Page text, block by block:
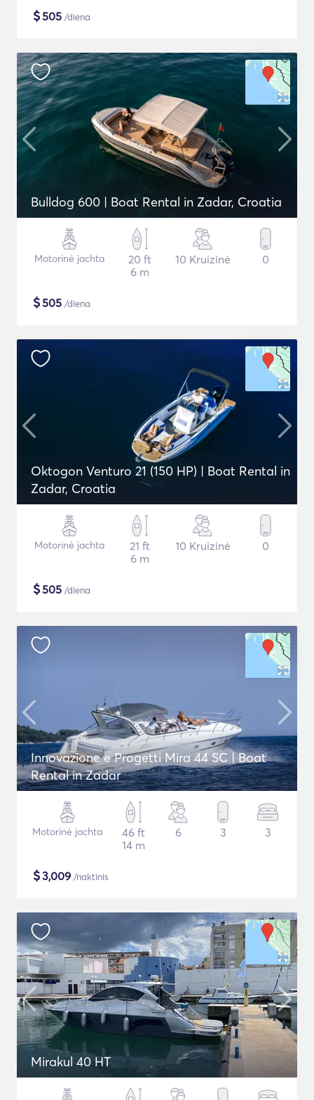
$505 /diena
Bulldog 600 | Boat Rental in Zadar, Croatia
Motorinė jachta
20 ft
6 m
10 Kruizinė 0
$505 /diena
Oktogon Venturo 21 (150 HP) | Boat Rental in
Zadar, Croatia
Motorinė jachta
21 ft
6 m
10 Kruizinė 0
$505 /diena
Innovazione e Progetti Mira 44 SC | Boat
Rental in Zadar
Motorinė jachta
46 ft
14 m
6 3 3
$3,009 /naktinis
Mirakul 40 HT